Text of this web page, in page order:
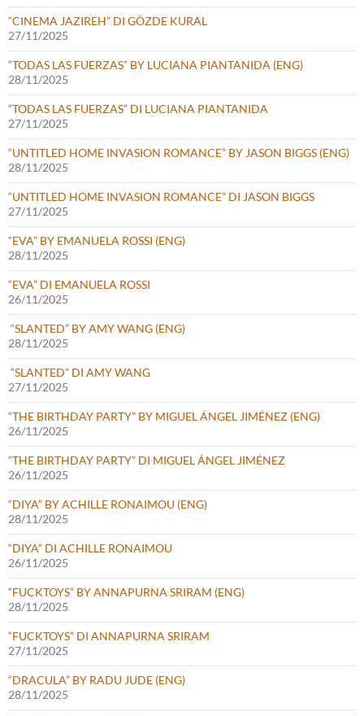
“CINEMA JAZIREH” DI GÖZDE KURAL
27/11/2025
“TODAS LAS FUERZAS” BY LUCIANA PIANTANIDA (ENG)
28/11/2025
“TODAS LAS FUERZAS” DI LUCIANA PIANTANIDA
27/11/2025
“UNTITLED HOME INVASION ROMANCE” BY JASON BIGGS (ENG)
28/11/2025
“UNTITLED HOME INVASION ROMANCE” DI JASON BIGGS
27/11/2025
“EVA” BY EMANUELA ROSSI (ENG)
28/11/2025
“EVA” DI EMANUELA ROSSI
26/11/2025
“SLANTED” BY AMY WANG (ENG)
28/11/2025
“SLANTED” DI AMY WANG
27/11/2025
“THE BIRTHDAY PARTY” BY MIGUEL ÁNGEL JIMÉNEZ (ENG)
26/11/2025
“THE BIRTHDAY PARTY” DI MIGUEL ÁNGEL JIMÉNEZ
26/11/2025
“DIYA” BY ACHILLE RONAIMOU (ENG)
28/11/2025
“DIYA” DI ACHILLE RONAIMOU
26/11/2025
“FUCKTOYS” BY ANNAPURNA SRIRAM (ENG)
28/11/2025
“FUCKTOYS” DI ANNAPURNA SRIRAM
27/11/2025
“DRACULA” BY RADU JUDE (ENG)
28/11/2025